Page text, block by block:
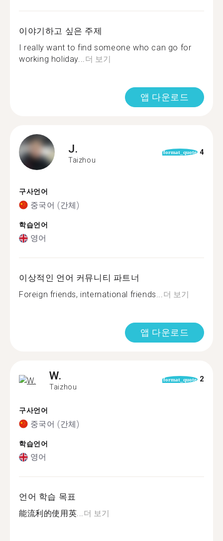
이야기하고 싶은 주제
I really want to find someone who can go for
working holiday...더 보기
앱 다운로드
J.
Taizhou
format_quote 4
구사언어
중국어 (간체)
학습언어
영어
이상적인 언어 커뮤니티 파트너
Foreign friends, international friends...더 보기
앱 다운로드
W.
Taizhou
format_quote 2
구사언어
중국어 (간체)
학습언어
영어
언어 학습 목표
能流利的使用英...더 보기